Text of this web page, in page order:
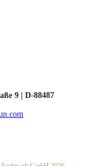
9 | D-88487